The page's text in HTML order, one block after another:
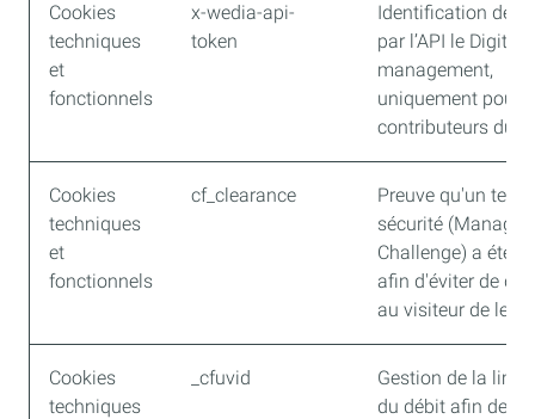
Cookies
techniques
et
fonctionnels
x-wedia-api-
token
Identification de
par l’API le Digital
management,
uniquement pour
contributeurs du
Cookies
techniques
et
fonctionnels
cf_clearance
Preuve qu'un test
sécurité (Managed
Challenge) a été
afin d'éviter de
au visiteur de le
Cookies
techniques
_cfuvid
Gestion de la
du débit afin de